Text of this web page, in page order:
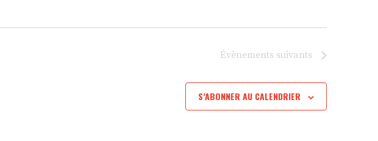
Évènements suivants
S’ABONNER AU CALENDRIER